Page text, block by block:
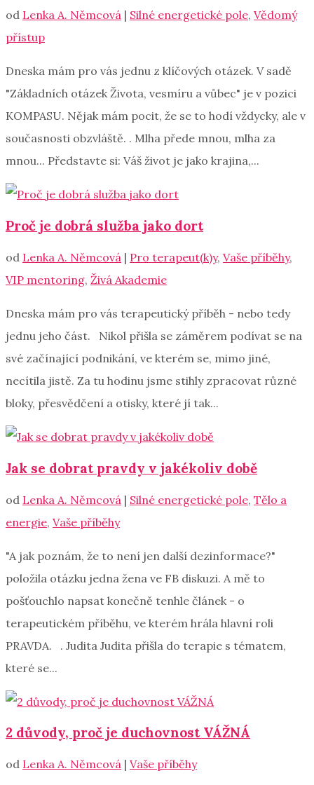
od Lenka A. Němcová | Silné energetické pole, Vědomý
přístup
Dneska mám pro vás jednu z klíčových otázek. V sadě
"Základních otázek Života, vesmíru a vůbec" je v pozici
KOMPASU. Nějak mám pocit, že se to hodí vždycky, ale v
současnosti obzvláště. . Mlha přede mnou, mlha za
mnou... Představte si: Váš život je jako krajina,...
Proč je dobrá služba jako dort
od Lenka A. Němcová | Pro terapeut(k)y, Vaše příběhy,
VIP mentoring, Živá Akademie
Dneska mám pro vás terapeutický příběh - nebo tedy
jednu jeho část. Nikol přišla se záměrem podívat se na
své začínající podnikání, ve kterém se, mimo jiné,
necítila jistě. Za tu hodinu jsme stihly zpracovat různé
bloky, přesvědčení a otisky, které jí tak...
Jak se dobrat pravdy v jakékoliv době
od Lenka A. Němcová | Silné energetické pole, Tělo a
energie, Vaše příběhy
"A jak poznám, že to není jen další dezinformace?"
položila otázku jedna žena ve FB diskuzi. A mě to
pošťouchlo napsat konečně tenhle článek - o
terapeutickém příběhu, ve kterém hrála hlavní roli
PRAVDA. . Judita Judita přišla do terapie s tématem,
které se...
2 důvody, proč je duchovnost VÁŽNÁ
od Lenka A. Němcová | Vaše příběhy